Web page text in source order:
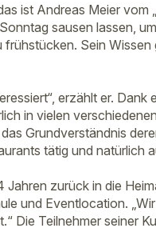
ist Andreas Meier vom
sausen lassen,
Sein Wissen
erzählt er.
in vielen
Grundverständnis
tätig und natürlich
zurück in die
und Eventlocation.
Die Teilnehmer seiner